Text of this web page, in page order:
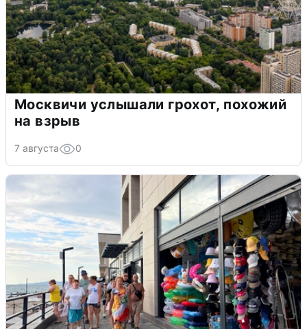
Москвичи услышали грохот, похожий
на взрыв
7 августа 0